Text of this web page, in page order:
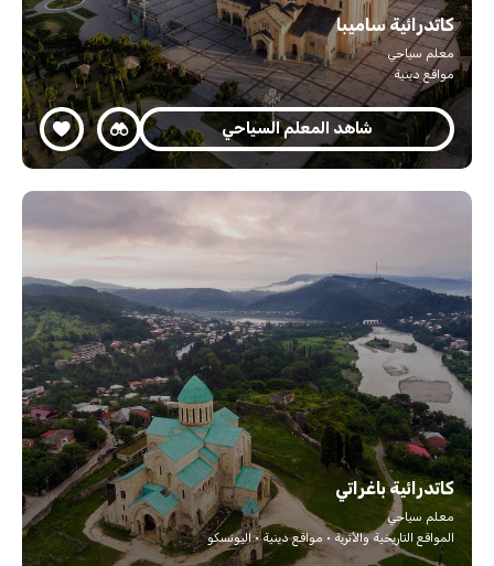
كاتدرائية ساميبا
معلم سياحي
مواقع دينية
شاهد المعلم السياحي
كاتدرائية باغراتي
معلم سياحي
المواقع التاريخية والأثرية · مواقع دينية · اليونسكو